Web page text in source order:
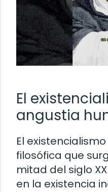
El
angustia
El
filosófica que
mitad del siglo
en la existencia